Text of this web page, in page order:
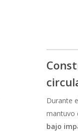
Durante
mantuvo
bajo